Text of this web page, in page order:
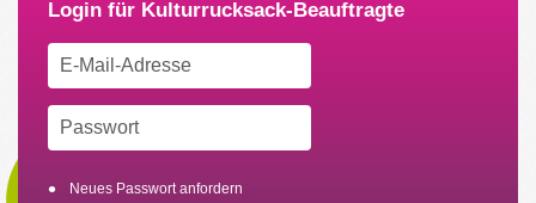
Neues Passwort anfordern